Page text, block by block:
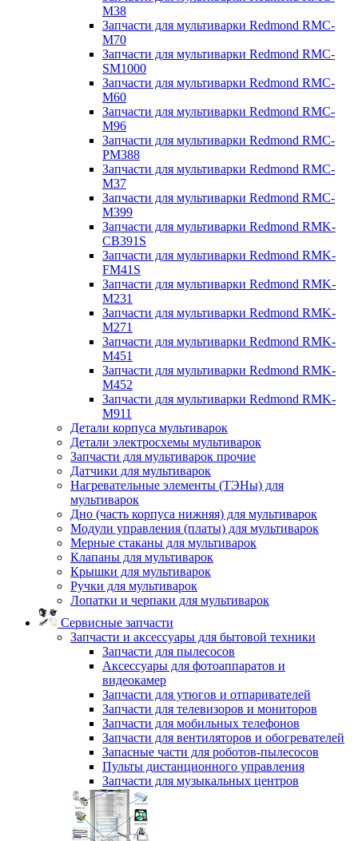
M38
Запчасти для мультиварки Redmond RMC-
M70
Запчасти для мультиварки Redmond RMC-
SM1000
Запчасти для мультиварки Redmond RMC-
M60
Запчасти для мультиварки Redmond RMC-
M96
Запчасти для мультиварки Redmond RMC-
PM388
Запчасти для мультиварки Redmond RMC-
M37
Запчасти для мультиварки Redmond RMC-
M399
Запчасти для мультиварки Redmond RMK-
CB391S
Запчасти для мультиварки Redmond RMK-
FM41S
Запчасти для мультиварки Redmond RMK-
M231
Запчасти для мультиварки Redmond RMK-
M271
Запчасти для мультиварки Redmond RMK-
M451
Запчасти для мультиварки Redmond RMK-
M452
Запчасти для мультиварки Redmond RMK-
M911
Детали корпуса мультиварок
Детали электросхемы мультиварок
Запчасти для мультиварок прочие
Датчики для мультиварок
Нагревательные элементы (ТЭНы) для
мультиварок
Дно (часть корпуса нижняя) для мультиварок
Модули управления (платы) для мультиварок
Мерные стаканы для мультиварок
Клапаны для мультиварок
Крышки для мультиварок
Ручки для мультиварок
Лопатки и черпаки для мультиварок
Сервисные запчасти
Запчасти и аксессуары для бытовой техники
Запчасти для пылесосов
Аксессуары для фотоаппаратов и
видеокамер
Запчасти для утюгов и отпаривателей
Запчасти для телевизоров и мониторов
Запчасти для мобильных телефонов
Запчасти для вентиляторов и обогревателей
Запасные части для роботов-пылесосов
Пульты дистанционного управления
Запчасти для музыкальных центров